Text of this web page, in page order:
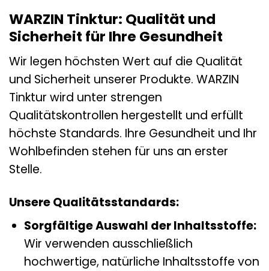
WARZIN Tinktur: Qualität und
Sicherheit für Ihre Gesundheit
Wir legen höchsten Wert auf die Qualität
und Sicherheit unserer Produkte. WARZIN
Tinktur wird unter strengen
Qualitätskontrollen hergestellt und erfüllt
höchste Standards. Ihre Gesundheit und Ihr
Wohlbefinden stehen für uns an erster
Stelle.
Unsere Qualitätsstandards:
Sorgfältige Auswahl der Inhaltsstoffe:
Wir verwenden ausschließlich
hochwertige, natürliche Inhaltsstoffe von